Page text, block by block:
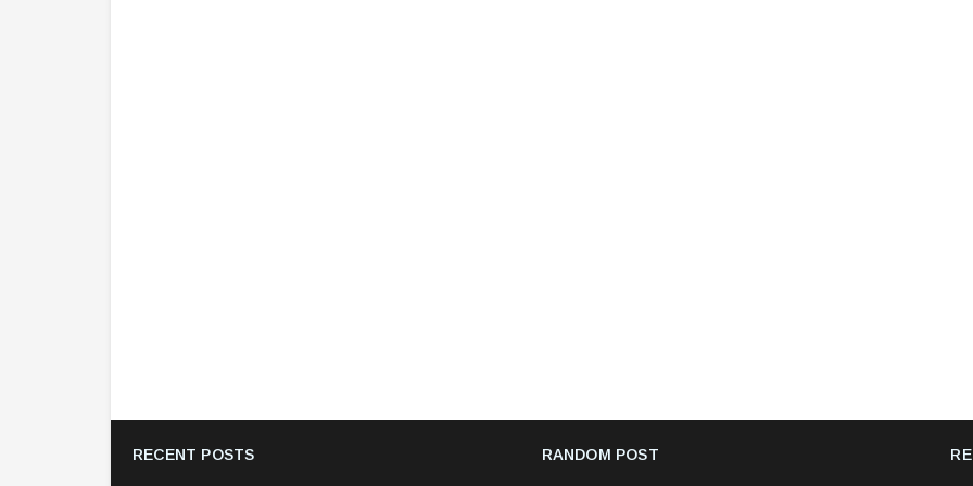
RECENT POSTS RANDOM POST